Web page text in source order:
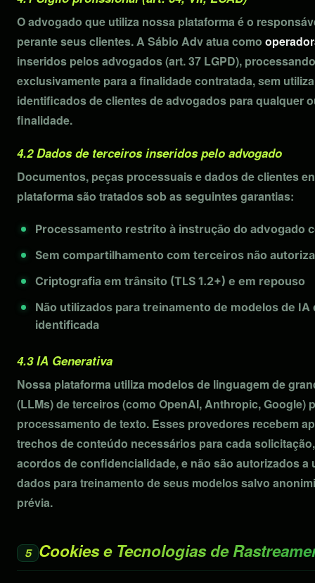
O advogado que utiliza nossa plataforma é o
perante seus clientes. A Sábio Adv atua como
inseridos pelos advogados (art. 37 LGPD),
exclusivamente para a finalidade contratada, sem
identificados de clientes de advogados para qualquer
finalidade.
4.2 Dados de terceiros inseridos pelo advogado
Documentos, peças processuais e dados de clientes
plataforma são tratados sob as seguintes garantias:
Processamento restrito à instrução do advogado
Sem compartilhamento com terceiros não
Criptografia em trânsito (TLS 1.2+) e em repouso
Não utilizados para treinamento de modelos de IA
identificada
4.3 IA Generativa
Nossa plataforma utiliza modelos de linguagem de
(LLMs) de terceiros (como OpenAI, Anthropic, Google)
processamento de texto. Esses provedores recebem
trechos de conteúdo necessários para cada
acordos de confidencialidade, e não são autorizados a
dados para treinamento de seus modelos salvo
prévia.
5 Cookies e Tecnologias de